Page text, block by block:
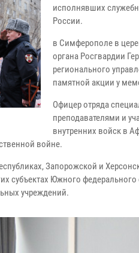
исполнявших
России.
в Симферополе в
органа Росгвардии
регионального
памятной акции у
Офицер отряда
преподавателями и
внутренних войск в
войне.
Запорожской и
субъектах Южного
учреждений.